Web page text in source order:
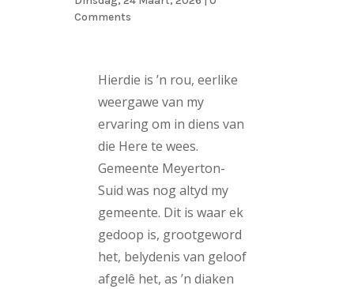
Comments
Hierdie is ’n rou, eerlike
weergawe van my
ervaring om in diens van
die Here te wees.
Gemeente Meyerton-
Suid was nog altyd my
gemeente. Dit is waar ek
gedoop is, grootgeword
het, belydenis van geloof
afgelê het, as ’n diaken